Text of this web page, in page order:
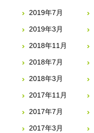
2019年7月
2019年3月
2018年11月
2018年7月
2018年3月
2017年11月
2017年7月
2017年3月